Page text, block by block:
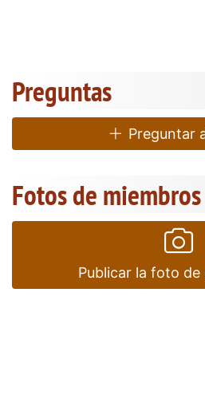
Preguntas
Preguntar
Fotos de miembros
Publicar la foto de